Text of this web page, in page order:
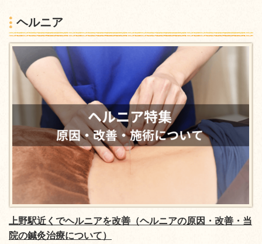
ヘルニア
上野駅近くでヘルニアを改善（ヘルニアの原因・改善・当
院の鍼灸治療について）